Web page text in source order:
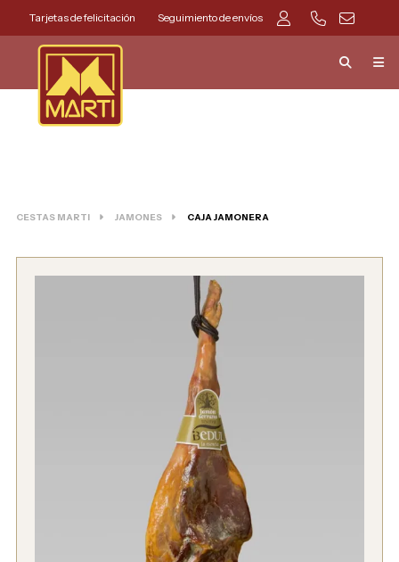
Tarjetas de felicitación Seguimiento de envíos
CESTAS MARTI JAMONES CAJA JAMONERA